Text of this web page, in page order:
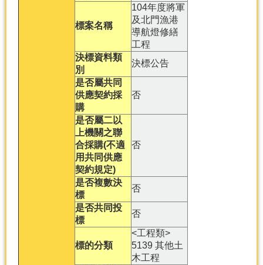
標案名稱
104年度將軍
及北門漁港
導航燈修繕
工程
決標資料類
別
決標公告
是否屬共同
供應契約採
購
否
是否屬二以
上機關之聯
合採購(不適
用共同供應
契約規定)
否
是否複數決
標
否
是否共同投
標
否
標的分類
<工程類>
5139 其他土
木工程